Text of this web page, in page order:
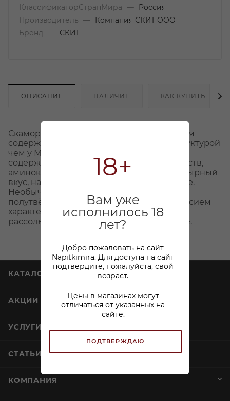
18+
Вам уже
исполнилось 18
лет?
Добро пожаловать на сайт
Napitkimira. Для доступа на сайт
подтвердите, пожалуйста, свой
возраст.
Цены в магазинах могут
отличаться от указанных на
сайте.
ПОДТВЕРЖДАЮ
КлассификаторСтранМира
—
Россия
Производитель
—
Компания СКИТ ООО
Бренд
— СКИТ
ОПИСАНИЕ НАЛИЧИЕ КАК КУПИТЬ
Скаморцца – классический сыр с меньшим
содержанием влаги и более плотной структурой
чем у Моцареллы, с более высоким
содержанием сухих и минеральных веществ,
аминокислот, витаминов. Классический сырный
вкус, насыщенный, молочное послевкусие.
Необычное сочетание вкуса молодого
полутвёрдого сыра с молочным послевкусием
характерным для свежих (малосоленых)
рассольных сыров выделяет его на рынке.
КАТАЛОГ
АКЦИИ
УСЛУГИ
СТАТЬИ
КОМПАНИЯ